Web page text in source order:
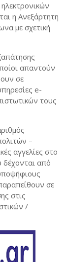
η Ανεξάρτητη
με σχετική
απαντούν
σε
e-
τους
–
αγγελίες στο
δέχονται από
σε
στις
/